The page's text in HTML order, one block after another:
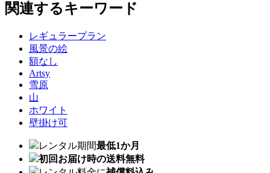
関連するキーワード
レギュラープラン
風景の絵
額なし
Artsy
雪原
山
ホワイト
壁掛け可
レンタル期間最低1か月
初回お届け時の送料無料